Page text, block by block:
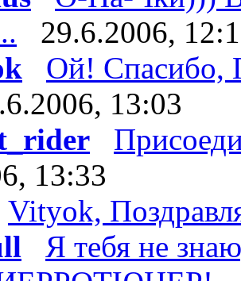
29.6.2006,
Ой! Спасибо,
13:03
13:33
Vityok,
Я тебя не